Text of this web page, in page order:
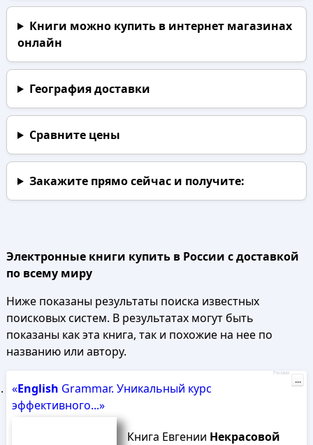
Книги можно купить в интернет магазинах
онлайн
География доставки
Сравните цены
Закажите прямо сейчаси получите:
Электронные книги купить в России с доставкой
по всему миру
Ниже показаны результаты поиска известных
поисковых систем. В результатах могут быть
показаны как эта книга, так и похожие на нее по
названию или автору.
«English Grammar. Уникальный курс
эффективного...»
Книга Евгении Некрасовой
Реклама
...